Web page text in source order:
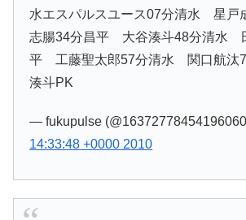
水エスパルスユース07分清水 星
志腸34分昌平 大谷湊斗48分清水
平 工藤聖太郎57分清水 関口航汰
湊斗PK
— fukupulse
14:33:48 +0000 2010